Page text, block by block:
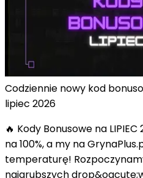
Codziennie nowy kod
lipiec 2026
🔥 Kody Bonusowe na
na 100%, a my na
temperaturę!
najgrubszych